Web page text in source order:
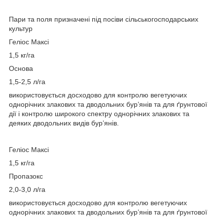
Пари та поля призначені під посіви сільськогосподарських
культур
Геліос Максі
1,5 кг/га
Основа
1,5-2,5 л/га
використовується досходово для контролю вегетуючих
однорічних злакових та дводольних бур’янів та для ґрунтової
дії і контролю широкого спектру однорічних злакових та
деяких дводольних видів бур’янів.
Геліос Максі
1,5 кг/га
Пропазокс
2,0-3,0 л/га
використовується досходово для контролю вегетуючих
однорічних злакових та дводольних бур’янів та для ґрунтової